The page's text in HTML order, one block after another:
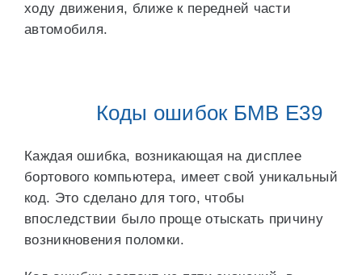
ходу движения, ближе к передней части
автомобиля.
Коды ошибок БМВ Е39
Каждая ошибка, возникающая на дисплее
бортового компьютера, имеет свой уникальный
код. Это сделано для того, чтобы
впоследствии было проще отыскать причину
возникновения поломки.